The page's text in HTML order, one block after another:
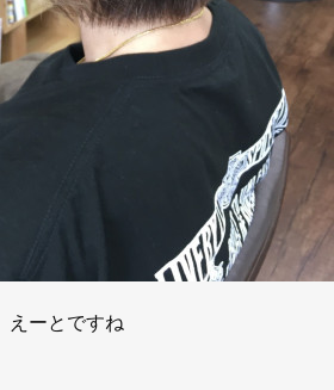
えーとですね